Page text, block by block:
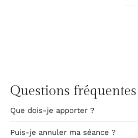
Questions fréquentes
Que dois-je apporter ?
Puis-je annuler ma séance ?